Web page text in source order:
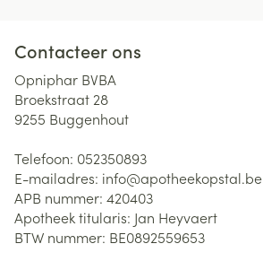
Contacteer ons
Opniphar BVBA
Broekstraat 28
9255 Buggenhout
Telefoon: 052350893
E-mailadres: info@apotheekopstal.be
APB nummer: 420403
Apotheek titularis: Jan Heyvaert
BTW nummer: BE0892559653